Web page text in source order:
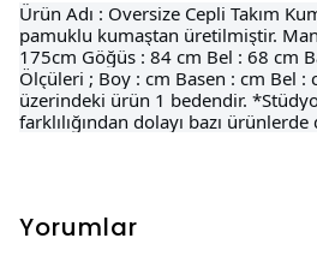
Ürün Adı : Oversize Cepli Takım
pamuklu kumaştan üretilmiştir.
175cm Göğüs : 84 cm Bel : 68 cm
Ölçüleri ; Boy : cm Basen : cm Bel
üzerindeki ürün 1 bedendir.
farklılığından dolayı bazı
Yorumlar